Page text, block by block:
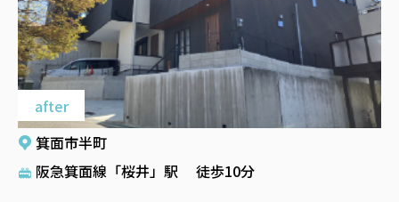
長
挨
拶
新
情
報
建
中
古
件
賃
ォ
ー
ム
ク
セ
ス
採用サイト
箕面市半町
阪急箕面線「桜井」駅 徒歩10分